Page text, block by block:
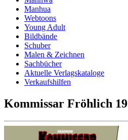
Manhua
Webtoons
Young Adult
Bildbände
Schuber
Malen & Zeichnen
Sachbücher
Aktuelle Verlagskataloge
Verkaufshilfen
Kommissar Fröhlich 19